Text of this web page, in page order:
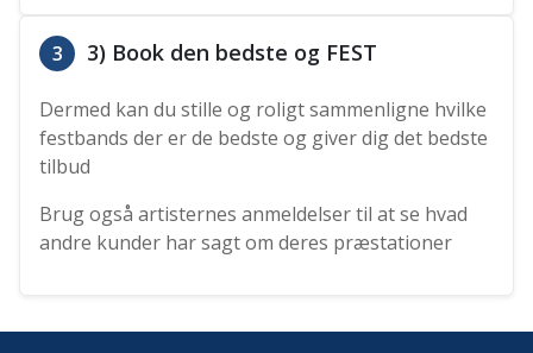
3 3) Book den bedste og FEST
Dermed kan du stille og roligt sammenligne hvilke
festbands der er de bedste og giver dig det bedste
tilbud
Brug også artisternes anmeldelser til at se hvad
andre kunder har sagt om deres præstationer